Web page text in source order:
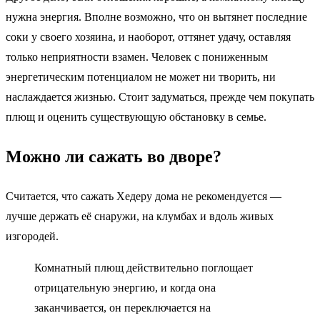
нужна энергия. Вполне возможно, что он вытянет последние
соки у своего хозяина, и наоборот, оттянет удачу, оставляя
только неприятности взамен. Человек с пониженным
энергетическим потенциалом не может ни творить, ни
наслаждается жизнью. Стоит задуматься, прежде чем покупать
плющ и оценить существующую обстановку в семье.
Можно ли сажать во дворе?
Считается, что сажать Хедеру дома не рекомендуется —
лучше держать её снаружи, на клумбах и вдоль живых
изгородей.
Комнатный плющ действительно поглощает
отрицательную энергию, и когда она
заканчивается, он переключается на